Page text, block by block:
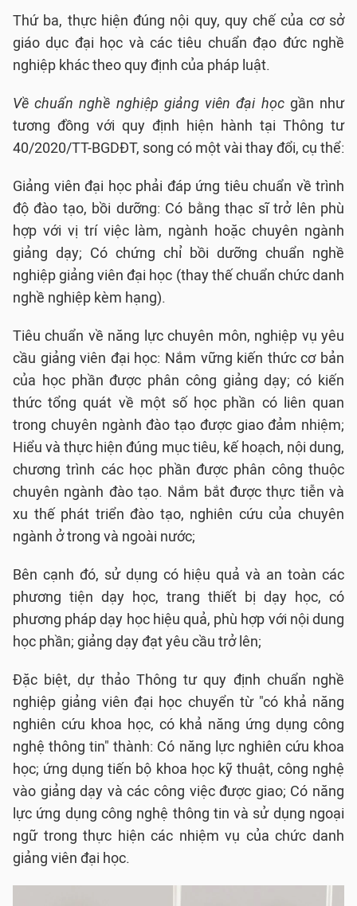
Thứ ba, thực hiện đúng nội quy, quy chế của cơ sở
giáo dục đại học và các tiêu chuẩn đạo đức nghề
nghiệp khác theo quy định của pháp luật.
Về chuẩn nghề nghiệp giảng viên đại họcgần như
tương đồng với quy định hiện hành tại Thông tư
40/2020/TT-BGDĐT, song có một vài thay đổi, cụ thể:
Giảng viên đại học phải đáp ứng tiêu chuẩn về trình
độ đào tạo, bồi dưỡng: Có bằng thạc sĩ trở lên phù
hợp với vị trí việc làm, ngành hoặc chuyên ngành
giảng dạy; Có chứng chỉ bồi dưỡng chuẩn nghề
nghiệp giảng viên đại học (thay thế chuẩn chức danh
nghề nghiệp kèm hạng).
Tiêu chuẩn về năng lực chuyên môn, nghiệp vụ yêu
cầu giảng viên đại học: Nắm vững kiến thức cơ bản
của học phần được phân công giảng dạy; có kiến
thức tổng quát về một số học phần có liên quan
trong chuyên ngành đào tạo được giao đảm nhiệm;
Hiểu và thực hiện đúng mục tiêu, kế hoạch, nội dung,
chương trình các học phần được phân công thuộc
chuyên ngành đào tạo. Nắm bắt được thực tiễn và
xu thế phát triển đào tạo, nghiên cứu của chuyên
ngành ở trong và ngoài nước;
Bên cạnh đó, sử dụng có hiệu quả và an toàn các
phương tiện dạy học, trang thiết bị dạy học, có
phương pháp dạy học hiệu quả, phù hợp với nội dung
học phần; giảng dạy đạt yêu cầu trở lên;
Đặc biệt, dự thảo Thông tư quy định chuẩn nghề
nghiệp giảng viên đại học chuyển từ "có khả năng
nghiên cứu khoa học, có khả năng ứng dụng công
nghệ thông tin" thành: Có năng lực nghiên cứu khoa
học; ứng dụng tiến bộ khoa học kỹ thuật, công nghệ
vào giảng dạy và các công việc được giao; Có năng
lực ứng dụng công nghệ thông tin và sử dụng ngoại
ngữ trong thực hiện các nhiệm vụ của chức danh
giảng viên đại học.